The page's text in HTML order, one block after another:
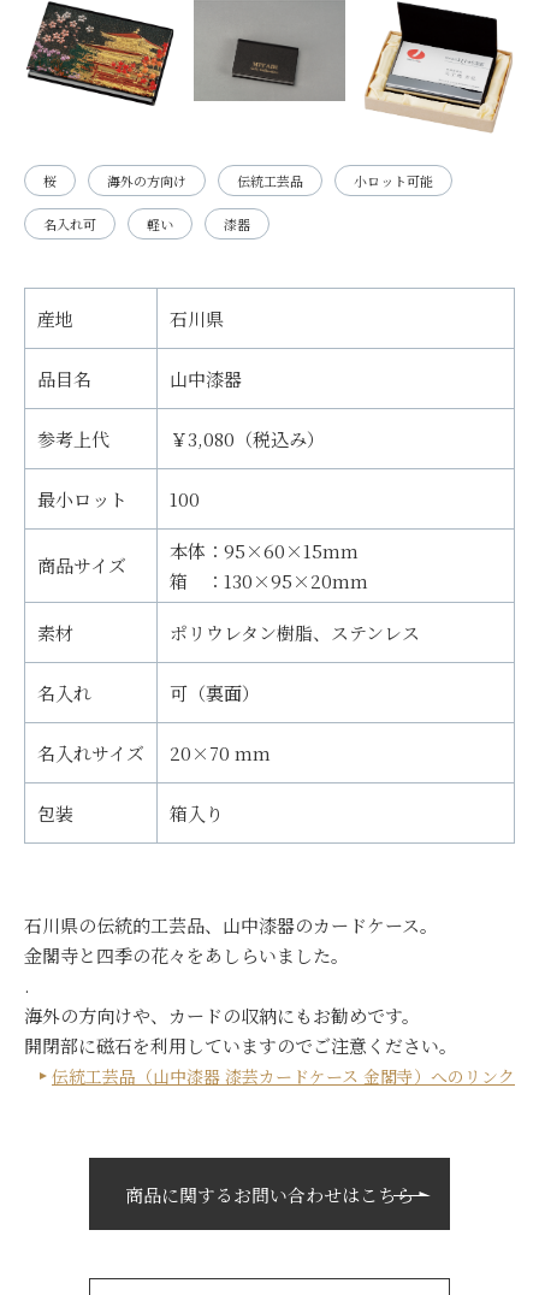
桜 海外の方向け 伝統工芸品 小ロット可能
名入れ可 軽い 漆器
産地 石川県
品目名 山中漆器
参考上代 ￥3,080（税込み）
最小ロット 100
商品サイズ
本体：95×60×15mm
箱 ：130×95×20mm
素材 ポリウレタン樹脂、ステンレス
名入れ 可（裏面）
名入れサイズ 20×70 mm
包装 箱入り
石川県の伝統的工芸品、山中漆器のカードケース。
金閣寺と四季の花々をあしらいました。
.
海外の方向けや、カードの収納にもお勧めです。
開閉部に磁石を利用していますのでご注意ください。
伝統工芸品（山中漆器 漆芸カードケース 金閣寺）へのリンク
商品に関するお問い合わせはこちら